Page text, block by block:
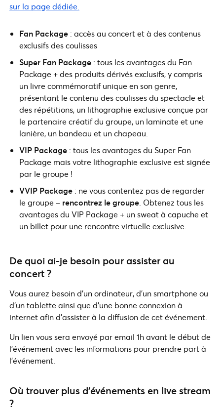
sur la page dédiée.
Fan Package : accès au concert et à des contenus
exclusifs des coulisses
Super Fan Package : tous les avantages du Fan
Package + des produits dérivés exclusifs, y compris
un livre commémoratif unique en son genre,
présentant le contenu des coulisses du spectacle et
des répétitions, un lithographie exclusive conçue par
le partenaire créatif du groupe, un laminate et une
lanière, un bandeau et un chapeau.
VIP Package : tous les avantages du Super Fan
Package mais votre lithographie exclusive est signée
par le groupe !
VVIP Package : ne vous contentez pas de regarder
le groupe – rencontrez le groupe . Obtenez tous les
avantages du VIP Package + un sweat à capuche et
un billet pour une rencontre virtuelle exclusive.
De quoi ai-je besoin pour assister au
concert ?
Vous aurez besoin d’un ordinateur, d’un smartphone ou
d’un tablette ainsi que d’une bonne connexion à
internet afin d’assister à la diffusion de cet événement.
Un lien vous sera envoyé par email 1h avant le début de
l’événement avec les informations pour prendre part à
l’événement.
Où trouver plus d’événements en live stream
?